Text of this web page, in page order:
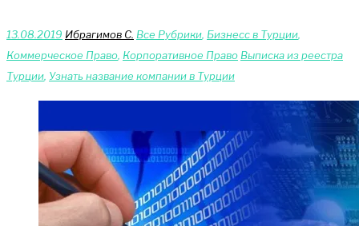
13.08.2019 Ибрагимов С. Bce Pyбрики Бизнесс в Турции
Коммерческое Право Корпоративное Право Выписка из реестра
Турции Узнать название компании в Турции